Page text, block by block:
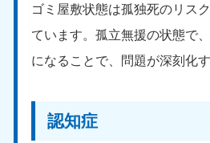
ゴミ屋敷状態は孤独死のリス
ています。孤立無援の状態で
になることで、問題が深刻化
認知症
北海道・東
050-1881-5277
9:00〜19:00 年中無休